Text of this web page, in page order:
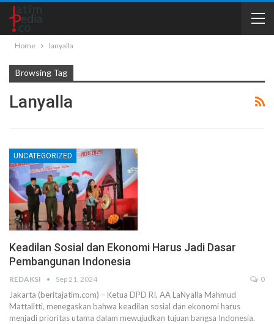
Home lanyalla
Browsing Tag
Lanyalla
UNCATEGORIZED
Keadilan Sosial dan Ekonomi Harus Jadi Dasar
Pembangunan Indonesia
REDAKSI Sep 21, 2024 0
Jakarta (beritajatim.com) – Ketua DPD RI, AA LaNyalla Mahmud
Mattalitti, menegaskan bahwa keadilan sosial dan ekonomi harus
menjadi prioritas utama dalam mewujudkan tujuan bangsa Indonesia.